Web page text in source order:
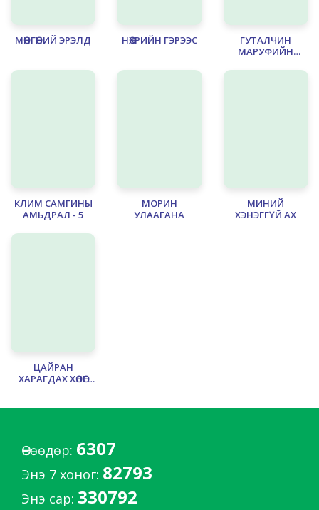
МӨНГӨНИЙ ЭРЭЛД НӨХРИЙН ГЭРЭЭС
ГУТАЛЧИН
МАРУФИЙН
КЛИМ САМГИНЫ
АМЬДРАЛ - 5
МОРИН
УЛААГАНА
МИНИЙ
ХЭНЭГГҮЙ АХ
ЦАЙРАН
ХАРАГДАХ ХӨЛӨГ
Өнөөдөр: 6307
Энэ 7 хоног: 82793
Энэ сар: 330792